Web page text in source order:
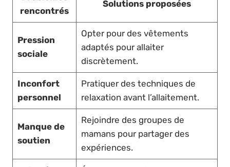
rencontrés
Solutions proposées
Pression
sociale
Opter pour des vêtements
adaptés pour allaiter
discrètement.
Inconfort
personnel
Pratiquer des techniques de
relaxation avant l’allaitement.
Manque de
soutien
Rejoindre des groupes de
mamans pour partager des
expériences.